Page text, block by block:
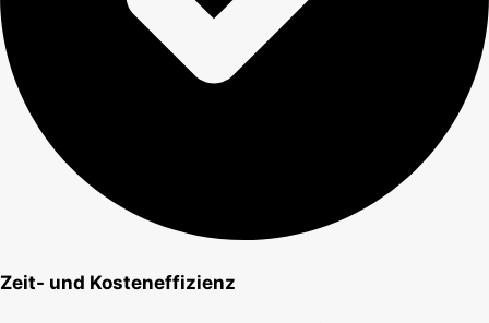
Zeit- und Kosteneffizienz